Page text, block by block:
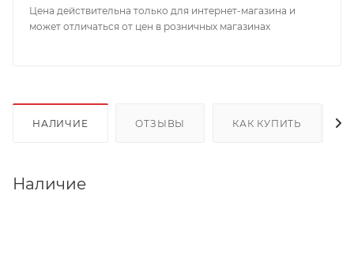
Цена действительна только для интернет-магазина и
может отличаться от цен в розничных магазинах
НАЛИЧИЕ ОТЗЫВЫ КАК КУПИТЬ
Наличие